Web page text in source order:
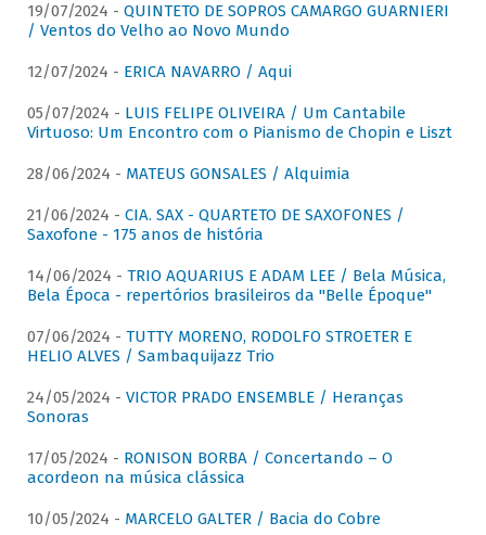
19/07/2024 - QUINTETO DE SOPROS CAMARGO GUARNIERI
/ Ventos do Velho ao Novo Mundo
12/07/2024 - ERICA NAVARRO / Aqui
05/07/2024 - LUIS FELIPE OLIVEIRA / Um Cantabile
Virtuoso: Um Encontro com o Pianismo de Chopin e Liszt
28/06/2024 - MATEUS GONSALES / Alquimia
21/06/2024 - CIA. SAX - QUARTETO DE SAXOFONES /
Saxofone - 175 anos de história
14/06/2024 - TRIO AQUARIUS E ADAM LEE / Bela Música,
Bela Época - repertórios brasileiros da "Belle Époque"
07/06/2024 - TUTTY MORENO, RODOLFO STROETER E
HELIO ALVES / Sambaquijazz Trio
24/05/2024 - VICTOR PRADO ENSEMBLE / Heranças
Sonoras
17/05/2024 - RONISON BORBA / Concertando – O
acordeon na música clássica
10/05/2024 - MARCELO GALTER / Bacia do Cobre